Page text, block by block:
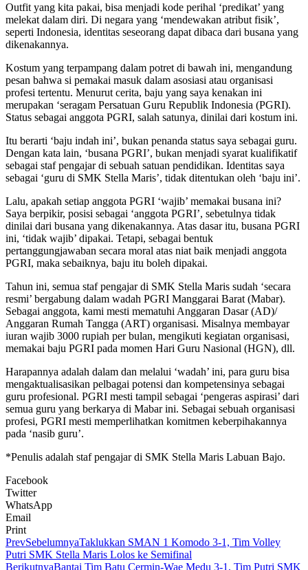
Outfit yang kita pakai, bisa menjadi kode perihal ‘predikat’ yang
melekat dalam diri. Di negara yang ‘mendewakan atribut fisik’,
seperti Indonesia, identitas seseorang dapat dibaca dari busana yang
dikenakannya.
Kostum yang terpampang dalam potret di bawah ini, mengandung
pesan bahwa si pemakai masuk dalam asosiasi atau organisasi
profesi tertentu. Menurut cerita, baju yang saya kenakan ini
merupakan ‘seragam Persatuan Guru Republik Indonesia (PGRI).
Status sebagai anggota PGRI, salah satunya, dinilai dari kostum ini.
Itu berarti ‘baju indah ini’, bukan penanda status saya sebagai guru.
Dengan kata lain, ‘busana PGRI’, bukan menjadi syarat kualifikatif
sebagai staf pengajar di sebuah satuan pendidikan. Identitas saya
sebagai ‘guru di SMK Stella Maris’, tidak ditentukan oleh ‘baju ini’.
Lalu, apakah setiap anggota PGRI ‘wajib’ memakai busana ini?
Saya berpikir, posisi sebagai ‘anggota PGRI’, sebetulnya tidak
dinilai dari busana yang dikenakannya. Atas dasar itu, busana PGRI
ini, ‘tidak wajib’ dipakai. Tetapi, sebagai bentuk
pertanggungjawaban secara moral atas niat baik menjadi anggota
PGRI, maka sebaiknya, baju itu boleh dipakai.
Tahun ini, semua staf pengajar di SMK Stella Maris sudah ‘secara
resmi’ bergabung dalam wadah PGRI Manggarai Barat (Mabar).
Sebagai anggota, kami mesti mematuhi Anggaran Dasar (AD)/
Anggaran Rumah Tangga (ART) organisasi. Misalnya membayar
iuran wajib 3000 rupiah per bulan, mengikuti kegiatan organisasi,
memakai baju PGRI pada momen Hari Guru Nasional (HGN), dll.
Harapannya adalah dalam dan melalui ‘wadah’ ini, para guru bisa
mengaktualisasikan pelbagai potensi dan kompetensinya sebagai
guru profesional. PGRI mesti tampil sebagai ‘pengeras aspirasi’ dari
semua guru yang berkarya di Mabar ini. Sebagai sebuah organisasi
profesi, PGRI mesti memperlihatkan komitmen keberpihakannya
pada ‘nasib guru’.
*Penulis adalah staf pengajar di SMK Stella Maris Labuan Bajo.
Facebook
Twitter
WhatsApp
Email
Print
PrevSebelumnyaTaklukkan SMAN 1 Komodo 3-1, Tim Volley
Putri SMK Stella Maris Lolos ke Semifinal
BerikutnyaBantai Tim Batu Cermin-Wae Medu 3-1, Tim Putri SMK